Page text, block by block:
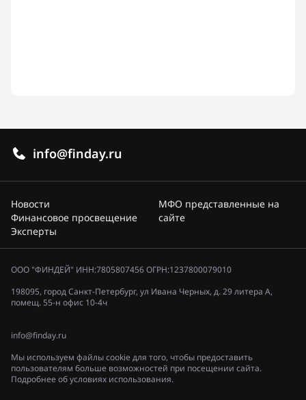
info@finday.ru
Новости
Финансовое просвещение
Эксперты
МФО представленные на
сайте
ООО "ФИНДЕЙ" ИНН:7805807456 ОГРН:1237800079010
198095, город Санкт-Петербург, ул Ивана Черных, д. 29 литера А,
помещ. 55-н офис 10-4ч
info@finday.ru
Мы используем файлы cookie для того, чтобы предоставить
пользователям больше возможностей при посещении сайта.
Подробнее об условиях использования.